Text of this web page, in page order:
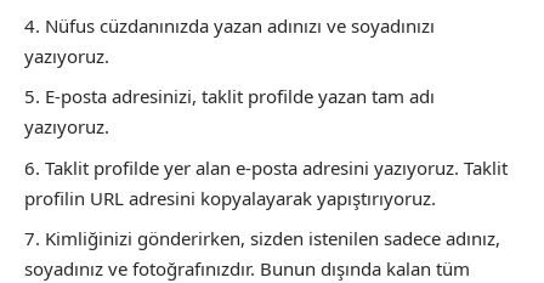
Nüfus cüzdanınızda yazan adınızı ve soyadınızı
yazıyoruz.
E-posta adresinizi, taklit profilde yazan tam adı
yazıyoruz.
Taklit profilde yer alan e-posta adresini yazıyoruz. Taklit
profilin URL adresini kopyalayarak yapıştırıyoruz.
Kimliğinizi gönderirken, sizden istenilen sadece adınız,
soyadınız ve fotoğrafınızdır. Bunun dışında kalan tüm